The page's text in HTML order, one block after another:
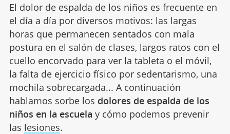
El dolor de espalda de los niños es frecuente en
el día a día por diversos motivos: las largas
horas que permanecen sentados con mala
postura en el salón de clases, largos ratos con el
cuello encorvado para ver la tableta o el móvil,
la falta de ejercicio físico por sedentarismo, una
mochila sobrecargada... A continuación
hablamos sorbe los dolores de espalda de los
niños en la escuela y cómo podemos prevenir
las lesiones.